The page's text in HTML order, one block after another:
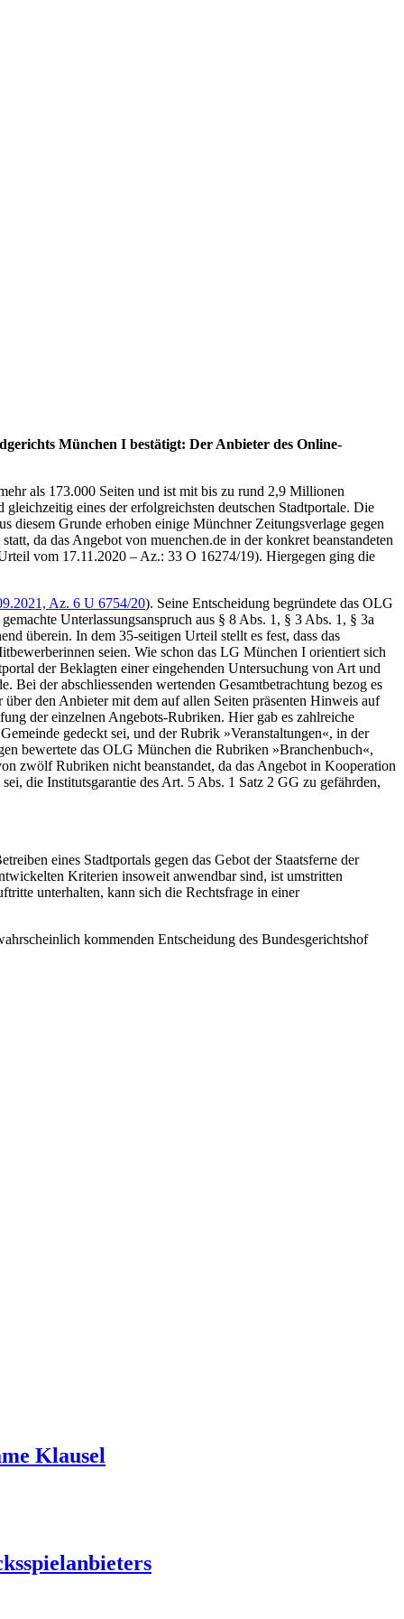
München I bestätigt: Der Anbieter des Online-
als 173.000 Seiten und ist mit bis zu rund 2,9 Millionen
eines der erfolgreichsten deutschen Stadtportale. Die
diesem Grunde erhoben einige Münchner Zeitungsverlage gegen
da das Angebot von muenchen.de in der konkret beanstandeten
vom 17.11.2020 – Az.: 33 O 16274/19). Hiergegen ging die
Az. 6 U 6754/20). Seine Entscheidung begründete das OLG
Unterlassungsanspruch aus § 8 Abs. 1, § 3 Abs. 1, § 3a
überein. In dem 35-seitigen Urteil stellt es fest, dass das
seien. Wie schon das LG München I orientiert sich
der Beklagten einer eingehenden Untersuchung von Art und
der abschliessenden wertenden Gesamtbetrachtung bezog es
den Anbieter mit dem auf allen Seiten präsenten Hinweis auf
der einzelnen Angebots-Rubriken. Hier gab es zahlreiche
gedeckt sei, und der Rubrik »Veranstaltungen«, in der
bewertete das OLG München die Rubriken »Branchenbuch«,
zwölf Rubriken nicht beanstandet, da das Angebot in Kooperation
die Institutsgarantie des Art. 5 Abs. 1 Satz 2 GG zu gefährden,
eines Stadtportals gegen das Gebot der Staatsferne der
Kriterien insoweit anwendbar sind, ist umstritten
unterhalten, kann sich die Rechtsfrage in einer
kommenden Entscheidung des Bundesgerichtshof
Klausel